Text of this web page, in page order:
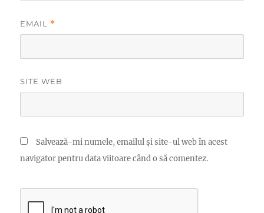
EMAIL *
SITE WEB
Salvează-mi numele, emailul și site-ul web în acest
navigator pentru data viitoare când o să comentez.